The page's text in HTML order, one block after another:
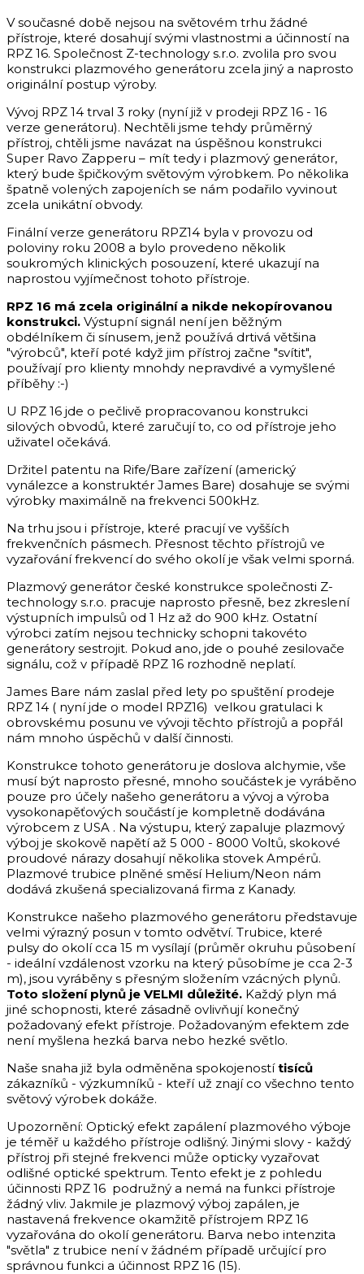
V současné době nejsou na světovém trhu žádné
přístroje, které dosahují svými vlastnostmi a účinností na
RPZ 16. Společnost Z-technology s.r.o. zvolila pro svou
konstrukci plazmového generátoru zcela jiný a naprosto
originální postup výroby.
Vývoj RPZ 14 trval 3 roky (nyní již v prodeji RPZ 16 - 16
verze generátoru). Nechtěli jsme tehdy průměrný
přístroj, chtěli jsme navázat na úspěšnou konstrukci
Super Ravo Zapperu – mít tedy i plazmový generátor,
který bude špičkovým světovým výrobkem. Po několika
špatně volených zapojeních se nám podařilo vyvinout
zcela unikátní obvody.
Finální verze generátoru RPZ14 byla v provozu od
poloviny roku 2008 a bylo provedeno několik
soukromých klinických posouzení, které ukazují na
naprostou vyjímečnost tohoto přístroje.
RPZ 16 má zcela originální a nikde nekopírovanou
konstrukci. Výstupní signál není jen běžným
obdélníkem či sínusem, jenž používá drtivá většina
"výrobců", kteří poté když jim přístroj začne "svítit",
používají pro klienty mnohdy nepravdivé a vymyšlené
příběhy :-)
U RPZ 16 jde o pečlivě propracovanou konstrukci
silových obvodů, které zaručují to, co od přístroje jeho
uživatel očekává.
Držitel patentu na Rife/Bare zařízení (americký
vynálezce a konstruktér James Bare) dosahuje se svými
výrobky maximálně na frekvenci 500kHz.
Na trhu jsou i přístroje, které pracují ve vyšších
frekvenčních pásmech. Přesnost těchto přístrojů ve
vyzařování frekvencí do svého okolí je však velmi sporná.
Plazmový generátor české konstrukce společnosti Z-
technology s.r.o. pracuje naprosto přesně, bez zkreslení
výstupních impulsů od 1 Hz až do 900 kHz. Ostatní
výrobci zatím nejsou technicky schopni takovéto
generátory sestrojit. Pokud ano, jde o pouhé zesilovače
signálu, což v případě RPZ 16 rozhodně neplatí.
James Bare nám zaslal před lety po spuštění prodeje
RPZ 14 ( nyní jde o model RPZ16) velkou gratulaci k
obrovskému posunu ve vývoji těchto přístrojů a popřál
nám mnoho úspěchů v další činnosti.
Konstrukce tohoto generátoru je doslova alchymie, vše
musí být naprosto přesné, mnoho součástek je vyráběno
pouze pro účely našeho generátoru a vývoj a výroba
vysokonapěťových součástí je kompletně dodávána
výrobcem z USA . Na výstupu, který zapaluje plazmový
výboj je skokově napětí až 5 000 - 8000 Voltů, skokové
proudové nárazy dosahují několika stovek Ampérů.
Plazmové trubice plněné směsí Helium/Neon nám
dodává zkušená specializovaná firma z Kanady.
Konstrukce našeho plazmového generátoru představuje
velmi výrazný posun v tomto odvětví. Trubice, které
pulsy do okolí cca 15 m vysílají (průměr okruhu působení
- ideální vzdálenost vzorku na který působíme je cca 2-3
m), jsou vyráběny s přesným složením vzácných plynů.
Toto složení plynů je VELMI důležité. Každý plyn má
jiné schopnosti, které zásadně ovlivňují konečný
požadovaný efekt přístroje. Požadovaným efektem zde
není myšlena hezká barva nebo hezké světlo.
Naše snaha již byla odměněna spokojenostítisíců
zákazníků - výzkumníků - kteří už znají co všechno tento
světový výrobek dokáže.
Upozornění: Optický efekt zapálení plazmového výboje
je téměř u každého přístroje odlišný. Jinými slovy - každý
přístroj při stejné frekvenci může opticky vyzařovat
odlišné optické spektrum. Tento efekt je z pohledu
účinnosti RPZ 16 podružný a nemá na funkci přístroje
žádný vliv. Jakmile je plazmový výboj zapálen, je
nastavená frekvence okamžitě přístrojem RPZ 16
vyzařována do okolí generátoru. Barva nebo intenzita
"světla" z trubice není v žádném případě určující pro
správnou funkci a účinnost RPZ 16 (15).